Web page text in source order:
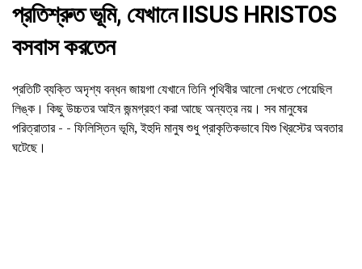
প্রতিশ্রুত ভূমি, যেখানে IISUS HRISTOS
বসবাস করতেন
প্রতিটি ব্যক্তি অদৃশ্য বন্ধন জায়গা যেখানে তিনি পৃথিবীর আলো দেখতে পেয়েছিল
লিঙ্ক। কিছু উচ্চতর আইন জন্মগ্রহণ করা আছে অন্যত্র নয়। সব মানুষের
পরিত্রাতার - - ফিলিস্তিন ভূমি, ইহুদি মানুষ শুধু প্রাকৃতিকভাবে যিশু খ্রিস্টের অবতার
ঘটেছে।